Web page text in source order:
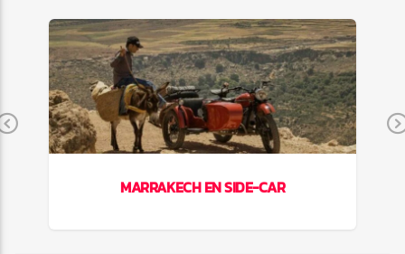
Previous
MARRAKECH EN SIDE-CAR